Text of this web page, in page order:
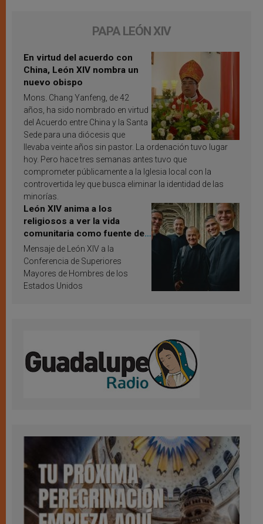
PAPA LEÓN XIV
En virtud del acuerdo con
China, León XIV nombra un
nuevo obispo
Mons. Chang Yanfeng, de 42
años, ha sido nombrado en virtud
del Acuerdo entre China y la Santa
Sede para una diócesis que
llevaba veinte años sin pastor. La ordenación tuvo lugar
hoy. Pero hace tres semanas antes tuvo que
comprometer públicamente a la Iglesia local con la
controvertida ley que busca eliminar la identidad de las
minorías.
León XIV anima a los
religiosos a ver la vida
comunitaria como fuente de
inspiración y santificación
Mensaje de León XIV a la
Conferencia de Superiores
Mayores de Hombres de los
Estados Unidos